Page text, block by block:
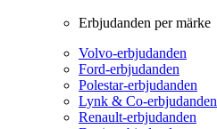
Erbjudanden per märke
Volvo-erbjudanden
Ford-erbjudanden
Polestar-erbjudanden
Lynk & Co-erbjudanden
Renault-erbjudanden